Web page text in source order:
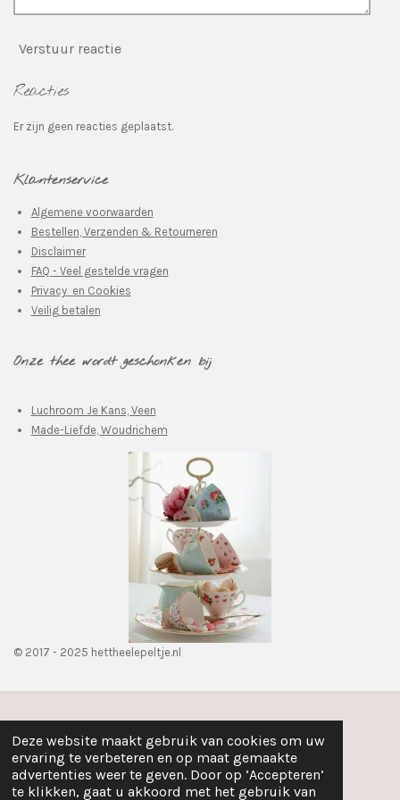
Deze website maakt gebruik van cookies om uw
ervaring te verbeteren en op maat gemaakte
advertenties weer te geven. Door op ‘Accepteren’
te klikken, gaat u akkoord met het gebruik van
Verstuur reactie
Reacties
Er zijn geen reacties geplaatst.
Klantenservice
Algemene voorwaarden
Bestellen, Verzenden & Retourneren
Disclaimer
FAQ - Veel gestelde vragen
Privacy en Cookies
Veilig betalen
Onze thee wordt geschonken bij
Luchroom Je Kans, Veen
Made-Liefde, Woudrichem
© 2017 - 2025 hettheelepeltje.nl